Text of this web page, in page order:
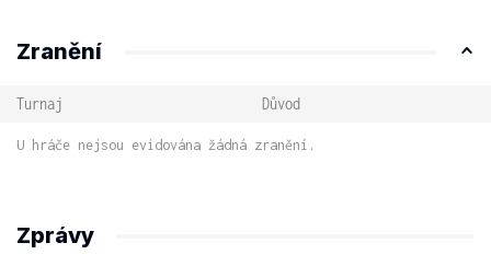
Zranění
Turnaj Důvod
U hráče nejsou evidována žádná zranění.
Zprávy